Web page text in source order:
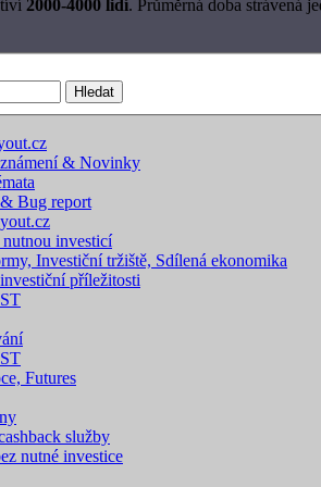
2000-4000 lidí. Průměrná doba strávená
Hledat
& Novinky
Bug report
investicí
Investiční tržiště, Sdílená ekonomika
příležitosti
Futures
služby
nutné investice